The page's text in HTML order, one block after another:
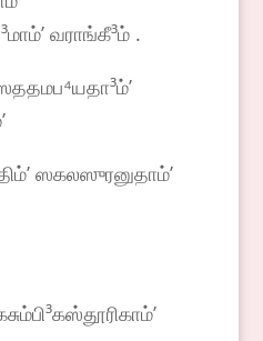
வராங்கீ³ம் .
ஸகலஸுரனுதாம்ʼ